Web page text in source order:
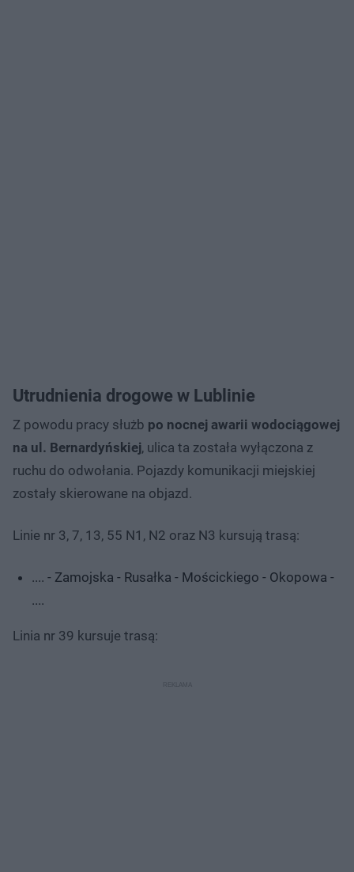
Utrudnienia drogowe w Lublinie
Z powodu pracy służb po nocnej awarii wodociągowej
na ul. Bernardyńskiej, ulica ta została wyłączona z
ruchu do odwołania. Pojazdy komunikacji miejskiej
zostały skierowane na objazd.
Linie nr 3, 7, 13, 55 N1, N2 oraz N3 kursują trasą:
.... - Zamojska - Rusałka - Mościckiego - Okopowa -
....
Linia nr 39 kursuje trasą: